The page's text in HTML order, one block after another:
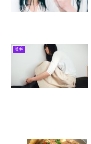
薄毛